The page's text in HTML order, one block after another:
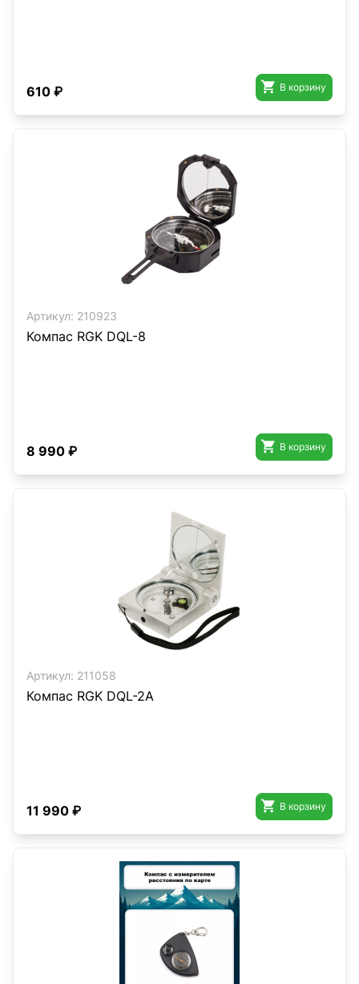
610 ₽  В корзину
Артикул: 210923
Компас RGK DQL-8
8 990 ₽  В корзину
Артикул: 211058
Компас RGK DQL-2A
11 990 ₽  В корзину